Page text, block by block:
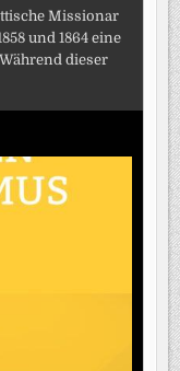
Missionar
und 1864 eine
dieser